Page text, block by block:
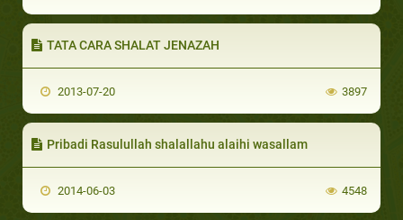
TATA CARA SHALAT JENAZAH
2013-07-20 3897
Pribadi Rasulullah shalallahu alaihi wasallam
2014-06-03 4548